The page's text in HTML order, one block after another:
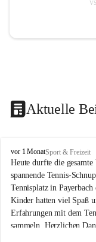
Aktuelle
V
o
l
k
s
s
c
h
vor 1 MonatSport & Freizeit
Heute durfte die gesamte
spannende Tennis-
Tennisplatz in Payerbach
Kinder hatten viel Spaß
Erfahrungen mit dem
sammeln. Herzlichen